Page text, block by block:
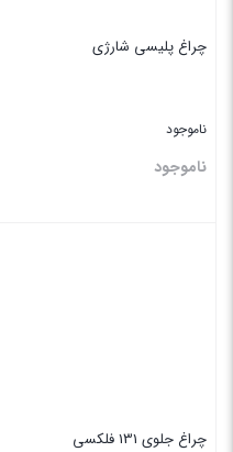
چراغ پلیسی شارژی
ناموجود
ناموجود
چراغ جلوی 131 فلکسی